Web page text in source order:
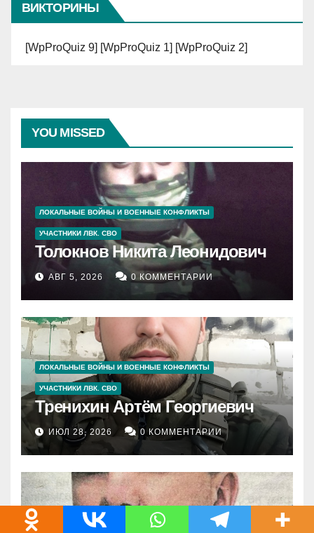
ВИКТОРИНЫ
[WpProQuiz 9] [WpProQuiz 1] [WpProQuiz 2]
YOU MISSED
ЛОКАЛЬНЫЕ ВОЙНЫ И ВОЕННЫЕ КОНФЛИКТЫ
УЧАСТНИКИ ЛВК. СВО
Толокнов Никита Леонидович
АВГ 5, 2026 0 КОММЕНТАРИИ
ЛОКАЛЬНЫЕ ВОЙНЫ И ВОЕННЫЕ КОНФЛИКТЫ
УЧАСТНИКИ ЛВК. СВО
Тренихин Артём Георгиевич
ИЮЛ 28, 2026 0 КОММЕНТАРИИ
ЛОКАЛЬНЫЕ ВОЙНЫ И ВОЕННЫЕ КОНФЛИКТЫ